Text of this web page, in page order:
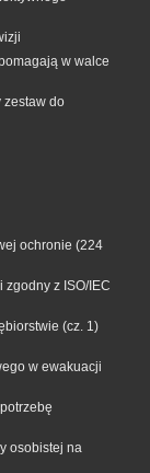
w walce
zestaw do
ochronie (224
z ISO/IEC
(cz. 1)
w ewakuacji
osobistej na